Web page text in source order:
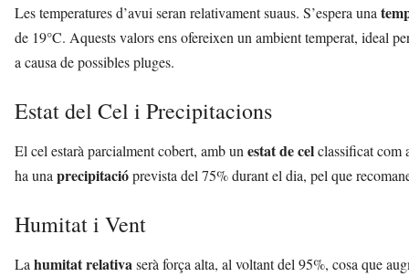
Les temperatures d’avui seran relativament suaus. S’espera una
de 19°C. Aquests valors ens ofereixen un ambient temperat, ideal
a causa de possibles pluges.
Estat del Cel i Precipitacions
El cel estarà parcialment cobert, amb un estat de celclassificat com
ha una precipitacióprevista del 75% durant el dia, pel que
Humitat i Vent
La humitat relativaserà força alta, al voltant del 95%, cosa que